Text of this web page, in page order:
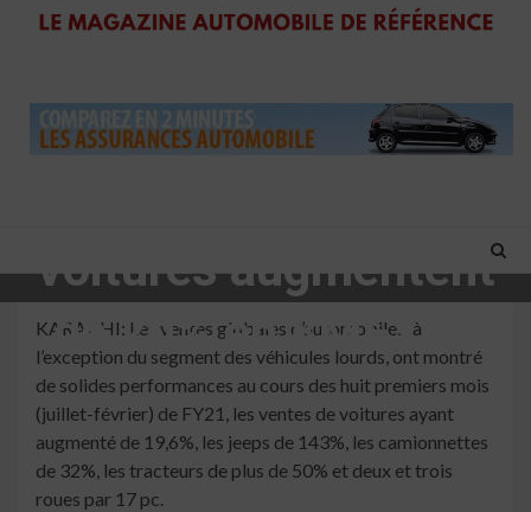
voitures augmentent
de 20% en 8MFY21
KARACHI: Les ventes globales d’automobiles, à
l’exception du segment des véhicules lourds, ont montré
de solides performances au cours des huit premiers mois
(juillet-février) de FY21, les ventes de voitures ayant
augmenté de 19,6%, les jeeps de 143%, les camionnettes
de 32%, les tracteurs de plus de 50% et deux et trois
roues par 17 pc.